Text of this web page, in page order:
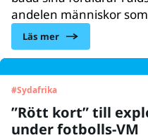
andelen människor
världen. Inför
Carola Häggkvist till
Gugulethu som är hiv-
Läs mer
#Sydafrika
”Rött kort” till
under fotbolls-VM